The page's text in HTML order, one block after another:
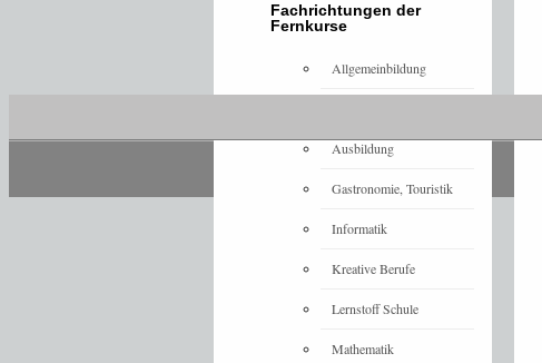
Fachrichtungen der
Fernkurse
Allgemeinbildung
Ausbildung
Gastronomie, Touristik
Informatik
Kreative Berufe
Lernstoff Schule
Mathematik